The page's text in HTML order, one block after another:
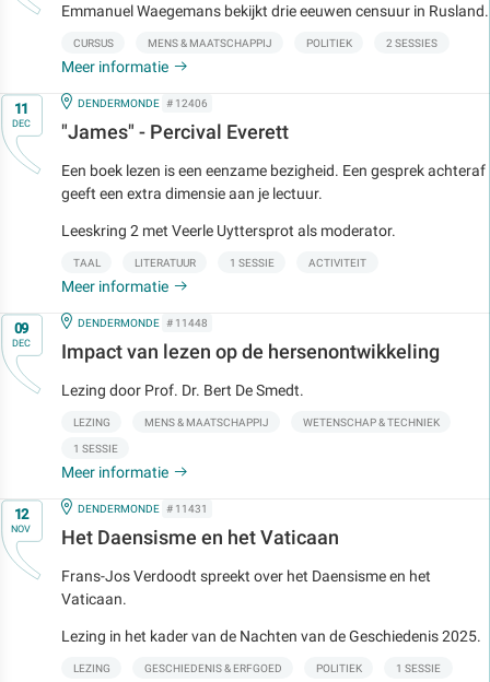
Emmanuel Waegemans bekijkt drie eeuwen censuur in Rusland.
CURSUS MENS & MAATSCHAPPIJ POLITIEK 2 SESSIES
Meer informatie
Op11
DEC
IN
DENDERMONDE # 12406
"James" - Percival Everett
Een boek lezen is een eenzame bezigheid. Een gesprek achteraf
geeft een extra dimensie aan je lectuur.
Leeskring 2 met Veerle Uyttersprot als moderator.
TAAL LITERATUUR 1 SESSIE ACTIVITEIT
Meer informatie
Op09
DEC
IN
DENDERMONDE # 11448
Impact van lezen op de hersenontwikkeling
Lezing door Prof. Dr. Bert De Smedt.
LEZING MENS & MAATSCHAPPIJ WETENSCHAP & TECHNIEK
1 SESSIE
Meer informatie
Op12
NOV
IN
DENDERMONDE # 11431
Het Daensisme en het Vaticaan
Frans-Jos Verdoodt spreekt over het Daensisme en het
Vaticaan.
Lezing in het kader van de Nachten van de Geschiedenis 2025.
LEZING GESCHIEDENIS & ERFGOED POLITIEK 1 SESSIE